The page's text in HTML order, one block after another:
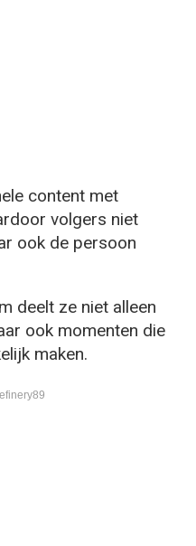
content met
volgers niet
ook de persoon
deelt ze niet alleen
ook momenten die
maken.